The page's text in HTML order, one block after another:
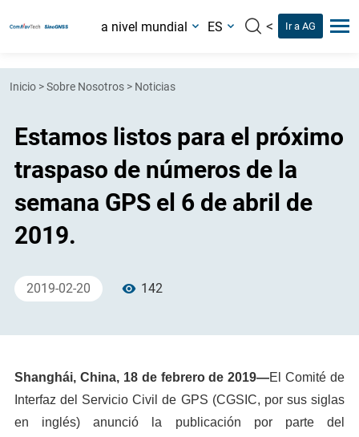
a nivel mundial ES < Ir a AG
Inicio >Sobre Nosotros > Noticias
Estamos listos para el próximo
traspaso de números de la
semana GPS el 6 de abril de
2019.
2019-02-20 142
Shanghái, China, 18 de febrero de 2019—El Comité de
Interfaz del Servicio Civil de GPS (CGSIC, por sus siglas
en inglés) anunció la publicación por parte del